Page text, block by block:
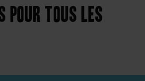
pour tous les